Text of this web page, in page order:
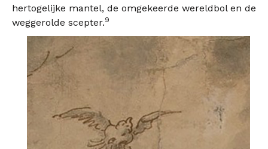
hertogelijke mantel, de omgekeerde wereldbol en de
weggerolde scepter.9